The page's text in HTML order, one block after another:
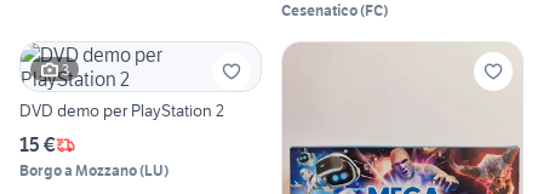
Cesenatico(FC)
3
DVD demo per PlayStation 2
15 €
Borgo a Mozzano(LU)